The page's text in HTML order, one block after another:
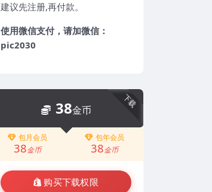
建议先注册,再付款。
使用微信支付，请加微信：
pic2030
下载
38金币
包月会员
38金币
包年会员
38金币
购买下载权限